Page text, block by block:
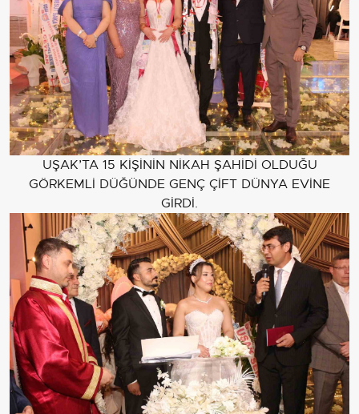
UŞAK’TA 15 KİŞİNİN NİKAH ŞAHİDİ OLDUĞU
GÖRKEMLİ DÜĞÜNDE GENÇ ÇİFT DÜNYA EVİNE
GİRDİ.